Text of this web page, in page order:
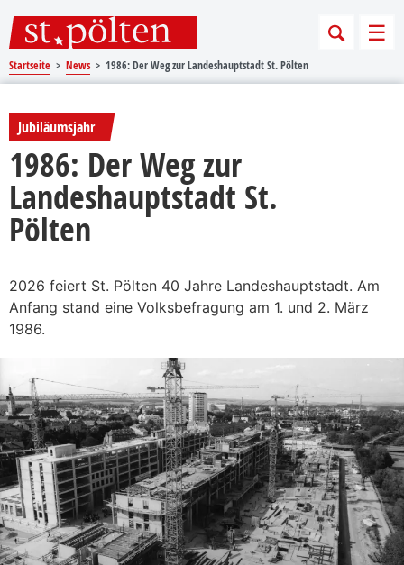
Startseite News 1986: Der Weg zur Landeshauptstadt St. Pölten
Jubiläumsjahr
1986: Der Weg zur
Landeshauptstadt St.
Pölten
2026 feiert St. Pölten 40 Jahre Landeshauptstadt. Am
Anfang stand eine Volksbefragung am 1. und 2. März
1986.